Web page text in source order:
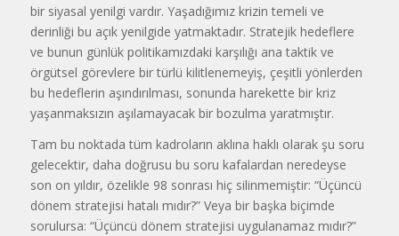
bir siyasal yenilgi vardır. Yaşadığımız krizin temeli ve
derinliği bu açık yenilgide yatmaktadır. Stratejik hedef­lere
ve bunun günlük politi­kamızdaki karşılığı ana tak­tik ve
örgütsel görevlere bir türlü kilitlenemeyiş, çeşitli yönlerden
bu hedeflerin aşındırılması, sonunda harekette bir kriz
yaşanmaksızın aşıla­mayacak bir bozulma yarat­mıştır.
Tam bu noktada tüm kad­roların aklına haklı olarak şu soru
gelecektir, daha doğrusu bu so­ru kafalardan neredeyse
son on yıl­dır, özelikle 98 sonrası hiç silinme­miştir: “Üçüncü
dönem stratejisi ha­talı mıdır?” Veya bir başka biçimde
sorulursa: “Üçüncü dönem stratejisi uygulanamaz mıdır?”